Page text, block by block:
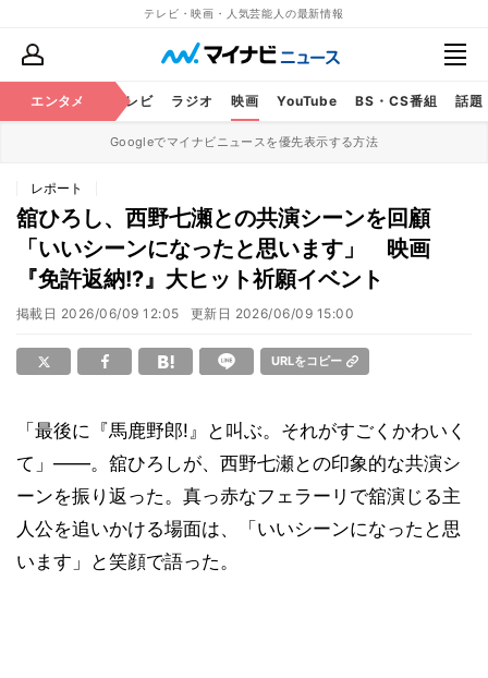
テレビ・映画・人気芸能人の最新情報
エンタメ
芸能 テレビ ラジオ 映画 YouTube BS・CS番組 話題
Googleでマイナビニュースを優先表示する方法
レポート
舘ひろし、西野七瀬との共演シーンを回顧
「いいシーンになったと思います」 映画
『免許返納!?』大ヒット祈願イベント
掲載日 2026/06/09 12:05 更新日 2026/06/09 15:00
URLをコピー
「最後に『馬鹿野郎!』と叫ぶ。それがすごくかわいく
て」――。舘ひろしが、西野七瀬との印象的な共演シ
ーンを振り返った。真っ赤なフェラーリで舘演じる主
人公を追いかける場面は、「いいシーンになったと思
います」と笑顔で語った。